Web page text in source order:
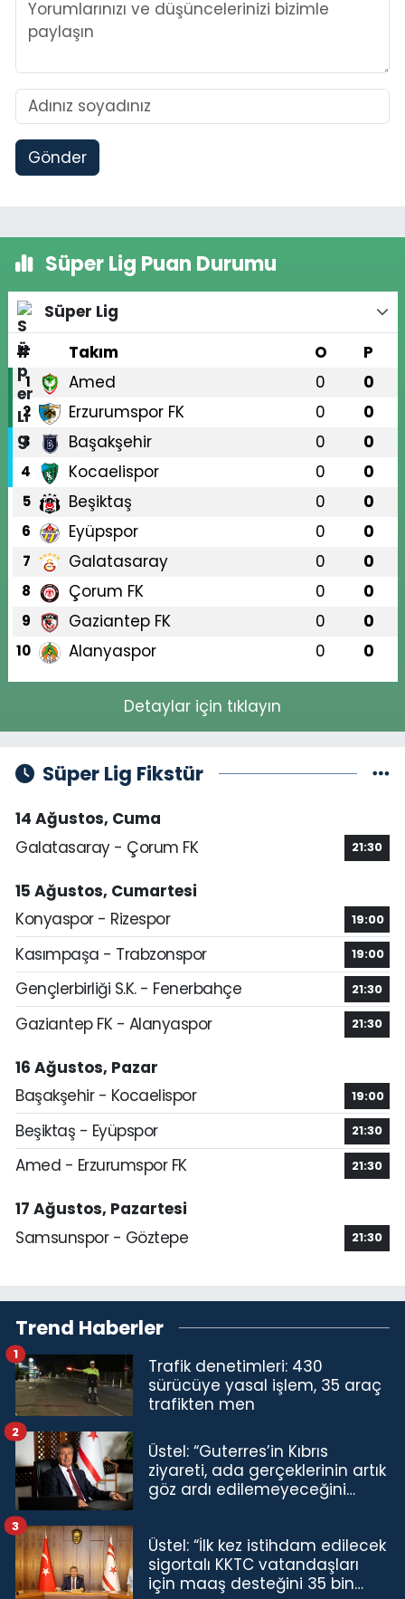
Gönder
Süper Lig Puan Durumu
Süper Lig
#
Takım O P
1 Amed 0 0
2 Erzurumspor FK 0 0
3 Başakşehir 0 0
4 Kocaelispor 0 0
5 Beşiktaş 0 0
6 Eyüpspor 0 0
7 Galatasaray 0 0
8 Çorum FK 0 0
9 Gaziantep FK 0 0
10 Alanyaspor 0 0
Detaylar için tıklayın
Süper Lig Fikstür
14 Ağustos, Cuma
Galatasaray - Çorum FK
21:30
15 Ağustos, Cumartesi
Konyaspor - Rizespor
19:00
Kasımpaşa - Trabzonspor 19:00
Gençlerbirliği S.K. - Fenerbahçe 21:30
Gaziantep FK - Alanyaspor 21:30
16 Ağustos, Pazar
Başakşehir - Kocaelispor
19:00
Beşiktaş - Eyüpspor 21:30
Amed - Erzurumspor FK 21:30
17 Ağustos, Pazartesi
Samsunspor - Göztepe
21:30
Trend Haberler
Trafik denetimleri: 430
sürücüye yasal işlem, 35 araç
trafikten men
1
Üstel: “Guterres’in Kıbrıs
ziyareti, ada gerçeklerinin artık
göz ardı edilemeyeceğini
2
Üstel: “İlk kez istihdam edilecek
sigortalı KKTC vatandaşları
için maaş desteğini 35 bin
3